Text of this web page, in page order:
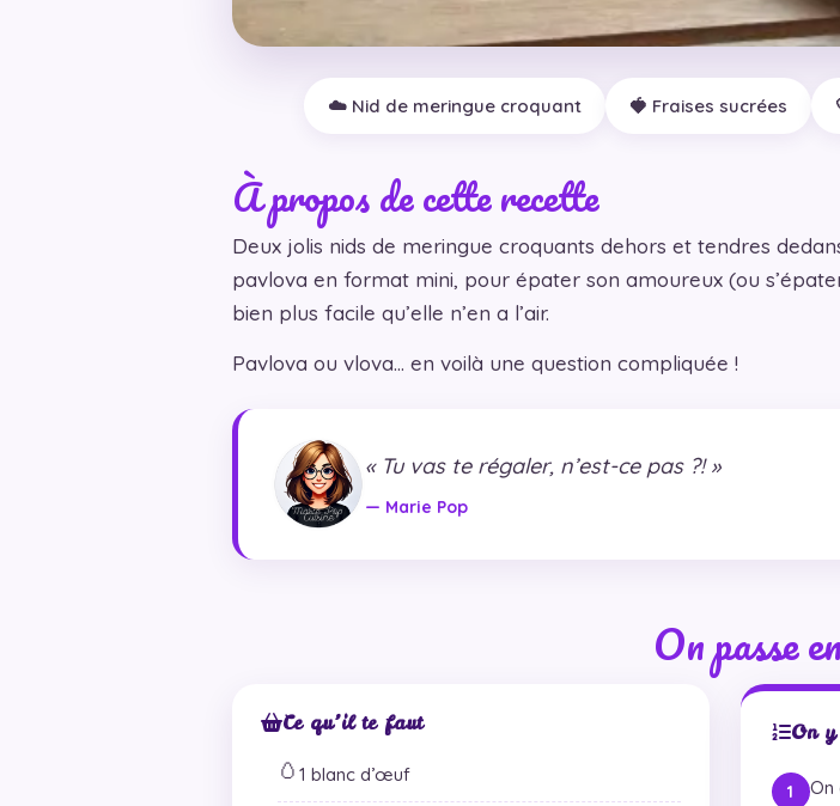
☁️ Nid de meringue croquant 🍓 Fraises sucrées
À propos de cette recette
Deux jolis nids de meringue croquants dehors et tendres
pavlova en format mini, pour épater son amoureux (ou
bien plus facile qu’elle n’en a l’air.
Pavlova ou vlova… en voilà une question compliquée !
« Tu vas te régaler, n’est-ce pas ?! »
— Marie Pop
On passe
Ce qu’il te faut
🥚 1 blanc d’œuf
On y
On